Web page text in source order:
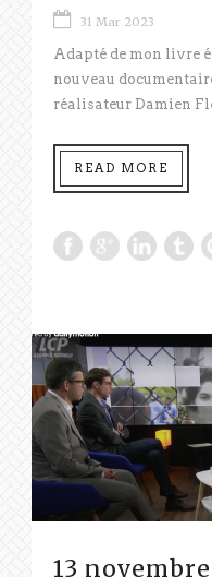
31 Mar 2023
Adapté de mon livre
nouveau
réalisateur Damien
READ MORE
13